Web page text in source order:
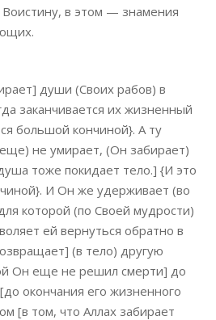
Воистину, в этом — знамения
души (Своих рабов) в
заканчивается их жизненный
большой кончиной}. А ту
не умирает, (Он забирает)
тоже покидает тело.] {И это
И Он же удерживает (во
которой (по Своей мудрости)
ей вернуться обратно в
(в тело) другую
Он еще не решил смерти] до
окончания его жизненного
[в том, что Аллах забирает